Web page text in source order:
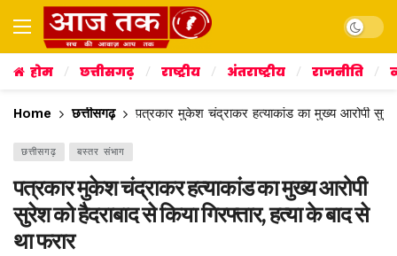
Dark
होम छत्तीसगढ़ राष्ट्रीय अंतराष्ट्रीय राजनीति
Home छत्तीसगढ़ पत्रकार मुकेश चंद्राकर हत्याकांड का मुख्य आरोपी सुरेश
छत्तीसगढ़ बस्तर संभाग
पत्रकार मुकेश चंद्राकर हत्याकांड का मुख्य आरोपी
सुरेश को हैदराबाद से किया गिरफ्तार, हत्या के बाद से
था फरार